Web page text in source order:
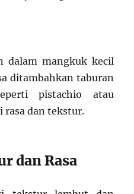
dalam mangkuk kecil
ditambahkan taburan
pistachio atau
rasa dan tekstur.
dan Rasa